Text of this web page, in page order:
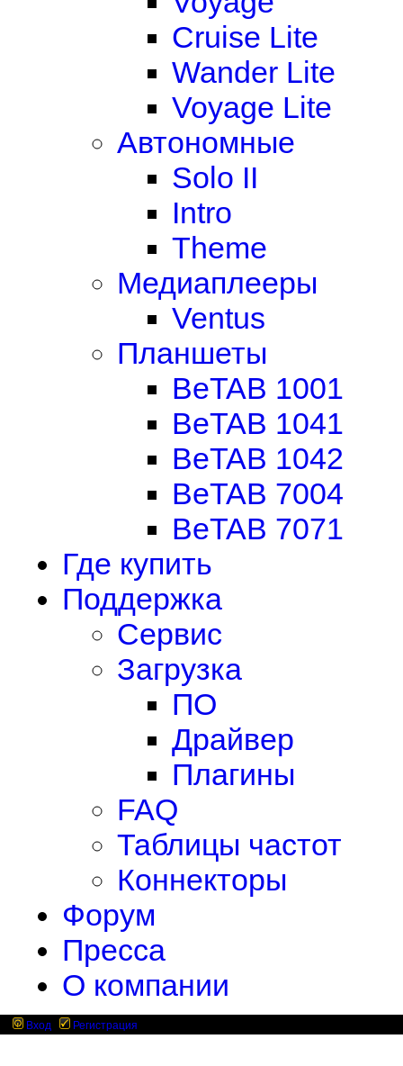
Cruise Lite
Wander Lite
Voyage Lite
Автономные
Solo II
Intro
Theme
Медиаплееры
Ventus
Планшеты
BeTAB 1001
BeTAB 1041
BeTAB 1042
BeTAB 7004
BeTAB 7071
Где купить
Поддержка
Сервис
Загрузка
ПО
Драйвер
Плагины
FAQ
Таблицы частот
Коннекторы
Форум
Пресса
О компании
Вход Регистрация